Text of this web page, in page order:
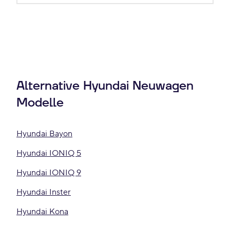
Alternative Hyundai Neuwagen
Modelle
Hyundai Bayon
Hyundai IONIQ 5
Hyundai IONIQ 9
Hyundai Inster
Hyundai Kona